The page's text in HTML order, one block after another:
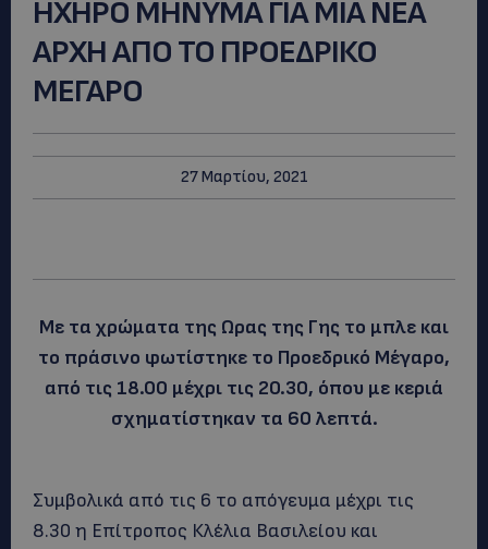
ΗΧΗΡΟ ΜΗΝΥΜΑ ΓΙΑ ΜΙΑ ΝΕΑ
ΑΡΧΗ ΑΠΟ ΤΟ ΠΡΟΕΔΡΙΚΟ
ΜΕΓΑΡΟ
27 Μαρτίου, 2021
Με τα χρώματα της Ωρας της Γης το μπλε και
το πράσινο φωτίστηκε το Προεδρικό Μέγαρο,
από τις 18.00 μέχρι τις 20.30, όπου με κεριά
σχηματίστηκαν τα 60 λεπτά.
Συμβολικά από τις 6 το απόγευμα μέχρι τις
8.30 η Επίτροπος Κλέλια Βασιλείου και